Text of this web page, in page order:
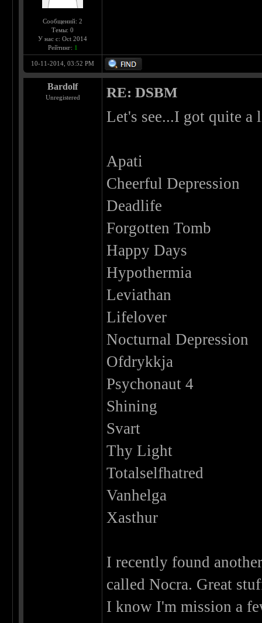
Сообщений: 2
Темы: 0
У нас с: Oct 2014
Рейтинг: 1
10-11-2014, 03:52 PM
Bardolf
Unregistered RE: DSBM
Let's see...I got quite
Apati
Cheerful Depression
Deadlife
Forgotten Tomb
Happy Days
Hypothermia
Leviathan
Lifelover
Nocturnal Depression
Ofdrykkja
Psychonaut 4
Shining
Svart
Thy Light
Totalselfhatred
Vanhelga
Xasthur
I recently found
called Nocra. Great
I know I'm mission a